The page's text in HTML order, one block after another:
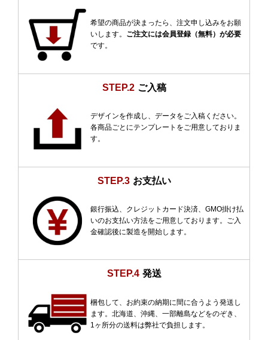
希望の商品が決まったら、注文申し込みをお願
いします。 ご注文には会員登録（無料）が必要
です。
STEP.2 ご入稿
デザインを作成し、データをご入稿ください。
各商品ごとにテンプレートをご用意しておりま
す。
STEP.3 お支払い
銀行振込、クレジットカード決済、GMO掛け払
いのお支払い方法をご用意しております。ご入
金確認後に製造を開始します。
STEP.4 発送
梱包して、お約束の納期に間に合うよう発送し
ます。北海道、沖縄、一部離島などをのぞき、
1ヶ所分の送料は弊社で負担します。